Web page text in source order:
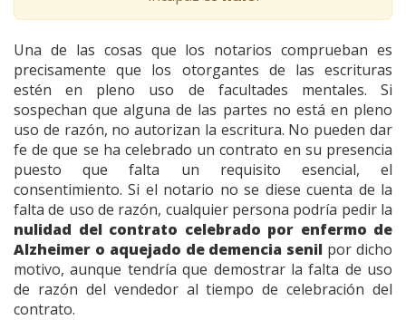
Una de las cosas que los notarios comprueban es
precisamente que los otorgantes de las escrituras
estén en pleno uso de facultades mentales. Si
sospechan que alguna de las partes no está en pleno
uso de razón, no autorizan la escritura. No pueden dar
fe de que se ha celebrado un contrato en su presencia
puesto que falta un requisito esencial, el
consentimiento. Si el notario no se diese cuenta de la
falta de uso de razón, cualquier persona podría pedir la
nulidad del contrato celebrado por enfermo de
Alzheimer o aquejado de demencia senil por dicho
motivo, aunque tendría que demostrar la falta de uso
de razón del vendedor al tiempo de celebración del
contrato.